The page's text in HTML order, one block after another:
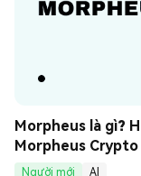
Morpheus là gì?
Morpheus Crypto
Người mới
AI